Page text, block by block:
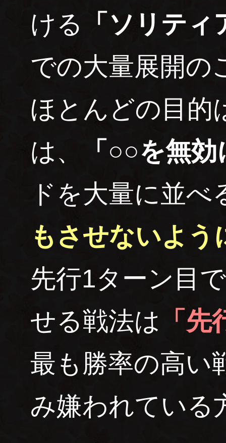
ける
「ソリティ
での大量展開の
ほとんどの目的
は、
「○○を無
ドを大量に並べ
もさせないよう
先行1ターン目
せる戦法は 「
最も勝率の高い
み嫌われている